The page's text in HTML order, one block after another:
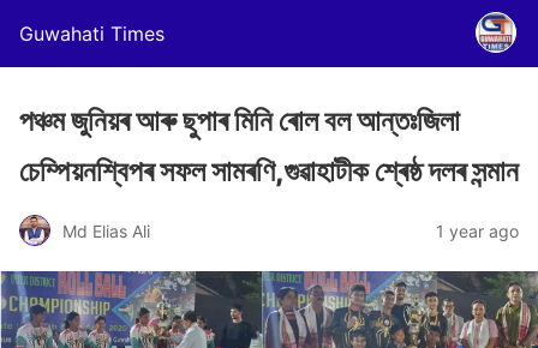
Guwahati Times
পঞ্চম জুনিয়ৰ আৰু ছুপাৰ মিনি ৰোল বল আন্তঃজিলা
চেম্পিয়নশ্বিপৰ সফল সামৰণি,গুৱাহাটীক শ্ৰেষ্ঠ দলৰ সন্মান
Md Elias Ali 1 year ago